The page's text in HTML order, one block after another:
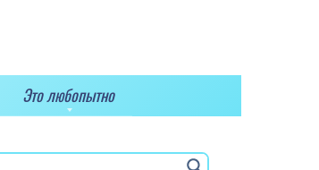
Это любопытно